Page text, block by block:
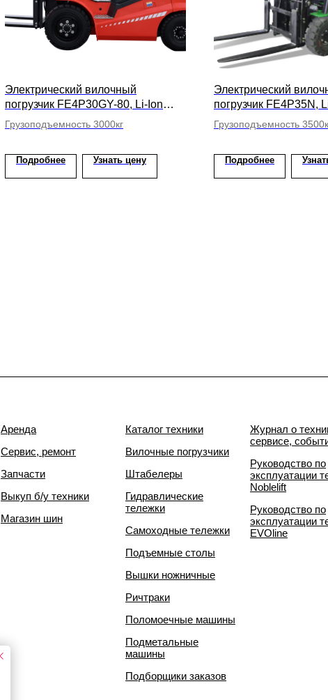
Электрический вилочный
погрузчик FE4P30GY-80, Li-Ion
АКБ, высота подъема вил 6500мм
Грузоподъемность 3000кг
Подробнее Узнать цену
Электрический
погрузчик FE4P35N,
высота подъема вил
Грузоподъемность
Подробнее
Аренда
Сервис, ремонт
Запчасти
Выкуп б/у техники
Магазин шин
Каталог техники
Вилочные погрузчики
Штабелеры
Гидравлические
тележки
Самоходные тележки
Подъемные столы
Вышки ножничные
Ричтраки
Поломоечные машины
Подметальные
машины
Подборщики заказов
Журнал о
сервисе,
Руководство по
эксплуатации
Noblelift
Руководство по
эксплуатации
EVOline